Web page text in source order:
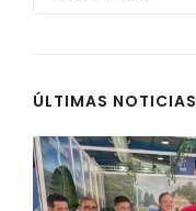
ÚLTIMAS NOTICIAS